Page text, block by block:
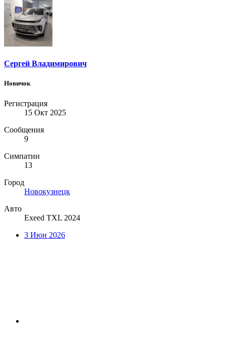
Сергей Владимирович
Новичок
Регистрация
15 Окт 2025
Сообщения
9
Симпатии
13
Город
Новокузнецк
Авто
Exeed TXL 2024
3 Июн 2026